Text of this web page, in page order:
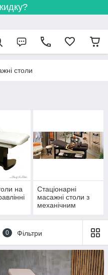
столи
на
Стаціонарні
масажні столи з
механічним
без регулювання
0 Фільтри